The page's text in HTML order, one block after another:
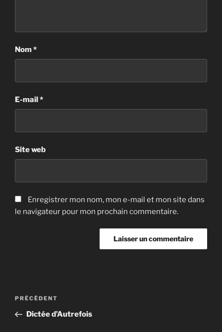
Nom*
E-mail*
Site web
Enregistrer mon nom, mon e-mail et mon site dans
le navigateur pour mon prochain commentaire.
Navigation
l’article
Article
précédent
PRÉCÉDENT
Dictée d’Autrefois